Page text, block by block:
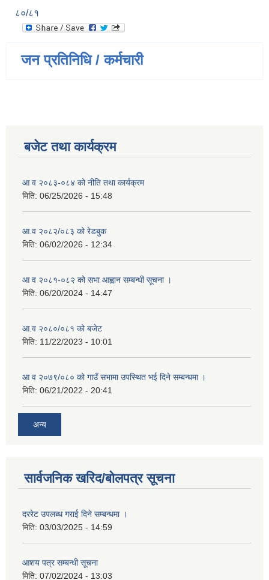
८०/८१
जन प्रतिनिधि / कर्मचारी
बजेट तथा कार्यक्रम
आ व २०८३-०८४ को नीति तथा कार्यक्रम
मिति: 06/25/2026 - 15:48
आ.व २०८२/०८३ को रेडबुक
मिति: 06/02/2026 - 12:34
आ व २०८१-०८२ को सभा आह्वान सम्बन्धी सूचना ।
मिति: 06/20/2024 - 14:47
आ.व २०८०/०८१ को बजेट
मिति: 11/22/2023 - 10:01
आ व २०७९/०८० को गाउँ सभामा उपस्थित भई दिने सम्बन्धमा ।
मिति: 06/21/2022 - 20:41
अन्य
सार्वजनिक खरिद/बोलपत्र सूचना
दररेट उपलब्ध गराई दिने सम्बन्धमा ।
मिति: 03/03/2025 - 14:59
आशय पत्र सम्बन्धी सूचना
मिति: 07/02/2024 - 13:03